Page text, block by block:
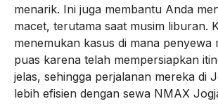
menarik. Ini juga membantu Anda
macet, terutama saat musim liburan.
menemukan kasus di mana penyewa
puas karena telah mempersiapkan
jelas, sehingga perjalanan mereka di
lebih efisien dengan sewa NMAX